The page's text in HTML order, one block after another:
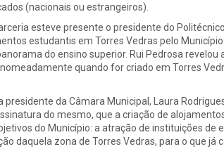
(nacionais ou estrangeiros).
esteve presente o presidente do
estudantis em Torres Vedras pelo
do ensino superior. Rui Pedrosa revelou
quando for criado em Torres
da Câmara Municipal, Laura
do mesmo, que a criação de
do Município: a atração de instituições de
daquela zona de Torres Vedras, para o que já